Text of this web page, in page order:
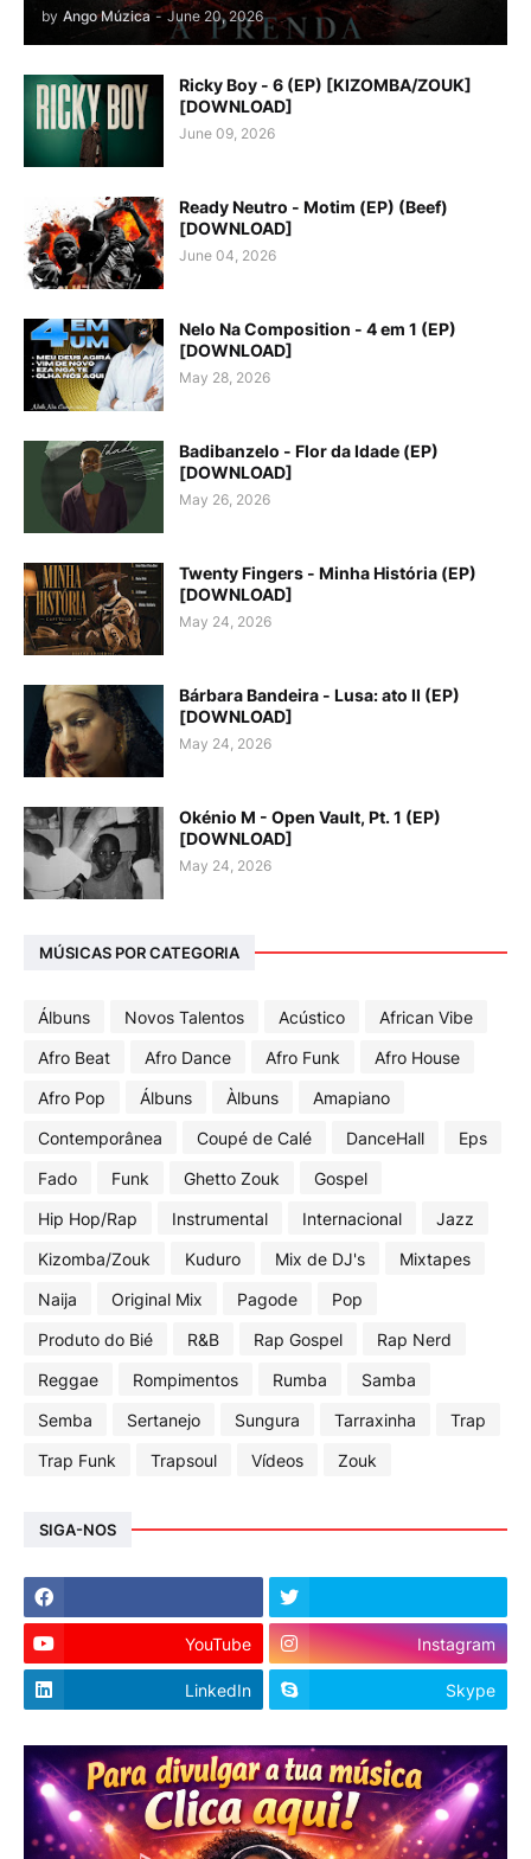
by Ango Múzica - June 20, 2026
Ricky Boy - 6 (EP) [KIZOMBA/ZOUK]
[DOWNLOAD]
June 09, 2026
Ready Neutro - Motim (EP) (Beef)
[DOWNLOAD]
June 04, 2026
Nelo Na Composition - 4 em 1 (EP)
[DOWNLOAD]
May 28, 2026
Badibanzelo - Flor da Idade (EP)
[DOWNLOAD]
May 26, 2026
Twenty Fingers - Minha História (EP)
[DOWNLOAD]
May 24, 2026
Bárbara Bandeira - Lusa: ato II (EP)
[DOWNLOAD]
May 24, 2026
Okénio M - Open Vault, Pt. 1 (EP)
[DOWNLOAD]
May 24, 2026
MÚSICAS POR CATEGORIA
Álbuns Novos Talentos Acústico
African Vibe
Afro Beat
Afro Dance Afro Funk
Afro House
Afro Pop
Álbuns Àlbuns
Amapiano
Contemporânea
Coupé de Calé DanceHall
Eps
Fado
Funk Ghetto Zouk
Gospel
Hip Hop/Rap
Instrumental Internacional
Jazz
Kizomba/Zouk
Kuduro Mix de DJ's
Mixtapes
Naija
Original Mix Pagode
Pop
Produto do Bié
R&B Rap Gospel
Rap Nerd
Reggae
Rompimentos Rumba
Samba
Semba
Sertanejo Sungura Tarraxinha
Trap
Trap Funk
Trapsoul Vídeos Zouk
SIGA-NOS
YouTube Instagram
LinkedIn Skype